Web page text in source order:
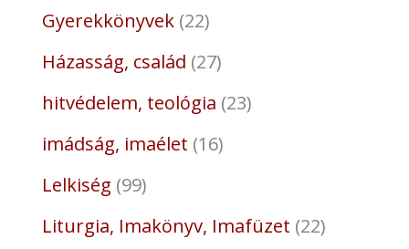
Gyerekkönyvek 22
Házasság, család 27
hitvédelem, teológia 23
imádság, imaélet 16
Lelkiség 99
Liturgia, Imakönyv, Imafüzet 22